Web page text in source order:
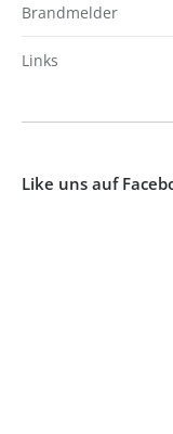
Brandmelder
Links
Like uns auf